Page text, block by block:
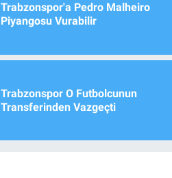
Trabzonspor'a Pedro Malheiro
Piyangosu Vurabilir
Trabzonspor O Futbolcunun
Transferinden Vazgeçti